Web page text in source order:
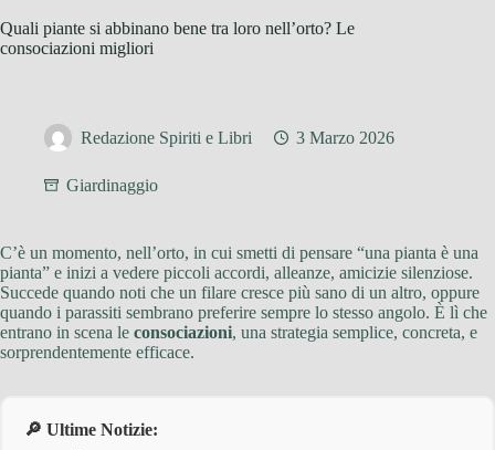
Quali piante si abbinano bene tra loro nell’orto? Le
consociazioni migliori
Redazione Spiriti e Libri 3 Marzo 2026
Giardinaggio
C’è un momento, nell’orto, in cui smetti di pensare “una pianta è una
pianta” e inizi a vedere piccoli accordi, alleanze, amicizie silenziose.
Succede quando noti che un filare cresce più sano di un altro, oppure
quando i parassiti sembrano preferire sempre lo stesso angolo. È lì che
entrano in scena le consociazioni, una strategia semplice, concreta, e
sorprendentemente efficace.
🔎 Ultime Notizie: